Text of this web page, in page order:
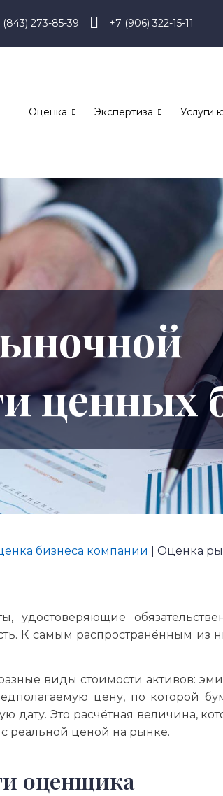
(843) 273-85-39 +7 (906) 322-15-11
Оценка Экспертиза Услуги
ценных
бизнеса компании Оценка
удостоверяющие
К самым распространённым из
виды стоимости активов:
цену, по которой
дату. Это расчётная величина,
реальной ценой на рынке.
оценщика